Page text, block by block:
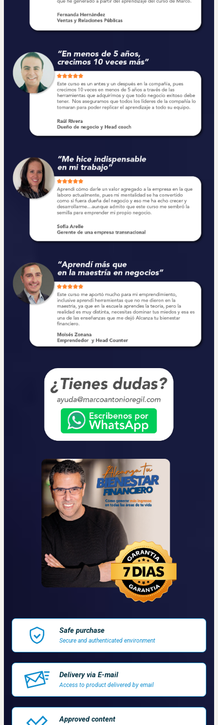
Safe purchase
Secure and authenticated environment
Delivery via E-mail
Access to product delivered by email
Approved content